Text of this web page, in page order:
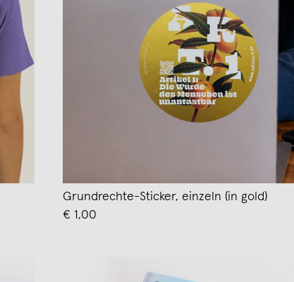
Grundrechte-Sticker, einzeln (in gold)
€ 1,00